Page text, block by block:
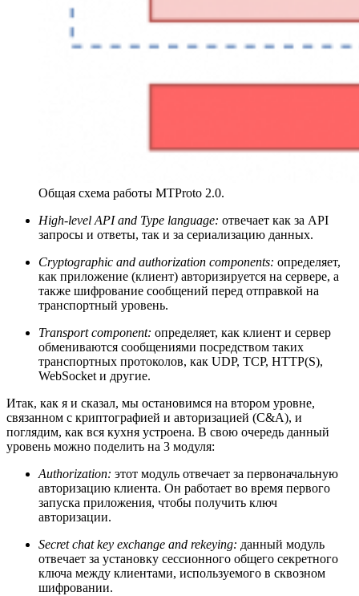
Общая схема работы MTProto 2.0.
High-level API and Type language: отвечает как за API
запросы и ответы, так и за сериализацию данных.
Cryptographic and authorization components: определяет,
как приложение (клиент) авторизируется на сервере, а
также шифрование сообщений перед отправкой на
транспортный уровень.
Transport component: определяет, как клиент и сервер
обмениваются сообщениями посредством таких
транспортных протоколов, как UDP, TCP, HTTP(S),
WebSocket и другие.
Итак, как я и сказал, мы остановимся на втором уровне,
связанном с криптографией и авторизацией (C&A), и
поглядим, как вся кухня устроена. В свою очередь данный
уровень можно поделить на 3 модуля:
Authorization: этот модуль отвечает за первоначальную
авторизацию клиента. Он работает во время первого
запуска приложения, чтобы получить ключ
авторизации.
Secret chat key exchange and rekeying: данный модуль
отвечает за установку сессионного общего секретного
ключа между клиентами, используемого в сквозном
шифровании.